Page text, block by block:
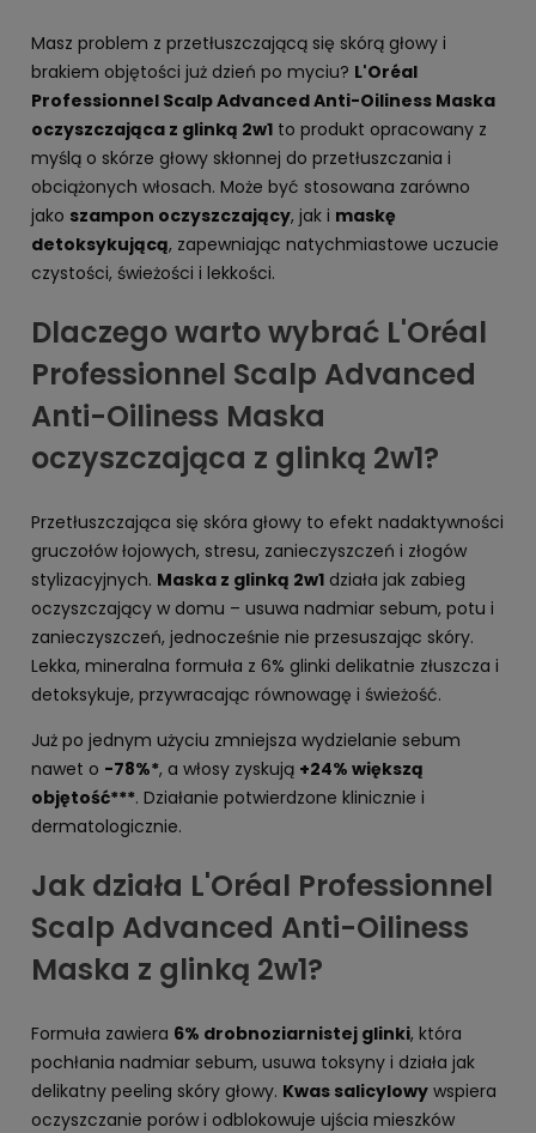
Masz problem z przetłuszczającą się skórą głowy i
brakiem objętości już dzień po myciu? L'Oréal
Professionnel Scalp Advanced Anti-Oiliness Maska
oczyszczająca z glinką 2w1 to produkt opracowany z
myślą o skórze głowy skłonnej do przetłuszczania i
obciążonych włosach. Może być stosowana zarówno
jako szampon oczyszczający, jak i maskę
detoksykującą, zapewniając natychmiastowe uczucie
czystości, świeżości i lekkości.
Dlaczego warto wybrać L'Oréal
Professionnel Scalp Advanced
Anti-Oiliness Maska
oczyszczająca z glinką 2w1?
Przetłuszczająca się skóra głowy to efekt nadaktywności
gruczołów łojowych, stresu, zanieczyszczeń i złogów
stylizacyjnych. Maska z glinką 2w1 działa jak zabieg
oczyszczający w domu – usuwa nadmiar sebum, potu i
zanieczyszczeń, jednocześnie nie przesuszając skóry.
Lekka, mineralna formuła z 6% glinki delikatnie złuszcza i
detoksykuje, przywracając równowagę i świeżość.
Już po jednym użyciu zmniejsza wydzielanie sebum
nawet o -78%*, a włosy zyskują +24% większą
objętość***. Działanie potwierdzone klinicznie i
dermatologicznie.
Jak działa L'Oréal Professionnel
Scalp Advanced Anti-Oiliness
Maska z glinką 2w1?
Formuła zawiera 6% drobnoziarnistej glinki, która
pochłania nadmiar sebum, usuwa toksyny i działa jak
delikatny peeling skóry głowy. Kwas salicylowy wspiera
oczyszczanie porów i odblokowuje ujścia mieszków